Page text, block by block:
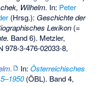
Wilhelm. In: Peter
(Hrsg.): Geschichte der
Lexikon(=
Band 6). Metzler,
978-3-476-02033-8,
In: Österreichisches
(ÖBL). Band 4,